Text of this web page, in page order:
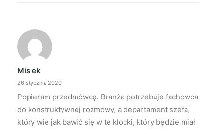
Misiek
26 stycznia 2020
Popieram przedmówcę. Branża potrzebuje fachowca
do konstruktywnej rozmowy, a departament szefa,
który wie jak bawić się w te klocki, który będzie miał